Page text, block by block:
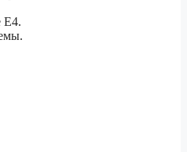
E4.